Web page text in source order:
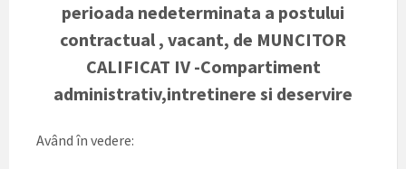
perioada nedeterminata a postului
contractual , vacant, de MUNCITOR
CALIFICAT IV -Compartiment
administrativ,intretinere si deservire
Având în vedere: